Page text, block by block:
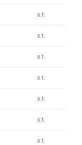
s.t.
s.t.
s.t.
s.t.
s.t.
s.t.
s.t.